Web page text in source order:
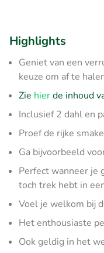
Highlights
Geniet van een
keuze om af te
Zie hierde inhoud
Inclusief 2 dahl en
Proef de rijke
Ga bijvoorbeeld
Perfect wanneer je
toch trek hebt in
Voel je welkom bij
Het enthousiaste
Ook geldig in het